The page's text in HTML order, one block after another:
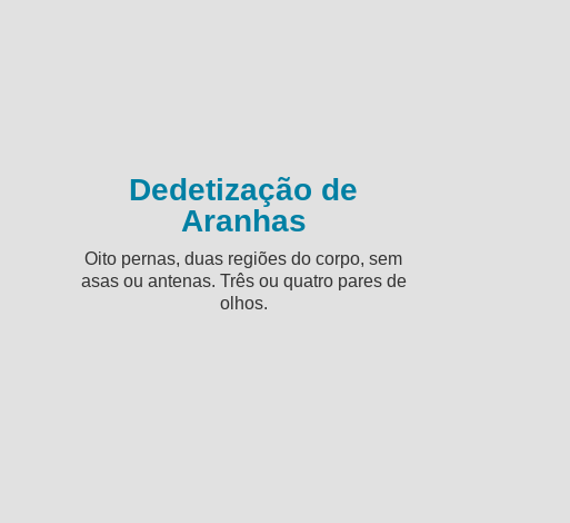
Dedetização de
Aranhas
Oito pernas, duas regiões do corpo, sem
asas ou antenas. Três ou quatro pares de
olhos.